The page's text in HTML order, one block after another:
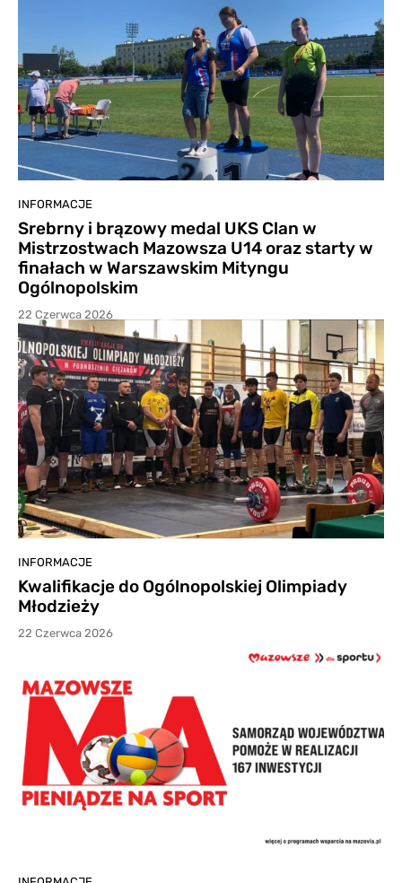
INFORMACJE
Srebrny i brązowy medal UKS Clan w
Mistrzostwach Mazowsza U14 oraz starty w
finałach w Warszawskim Mityngu
Ogólnopolskim
22 Czerwca 2026
INFORMACJE
Kwalifikacje do Ogólnopolskiej Olimpiady
Młodzieży
22 Czerwca 2026